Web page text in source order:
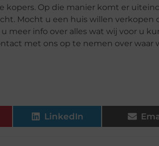
kopers. Op die manier komt er
Mocht u een huis willen verkopen
meer info over alles wat wij voor u
met ons op te nemen over waar
LinkedIn